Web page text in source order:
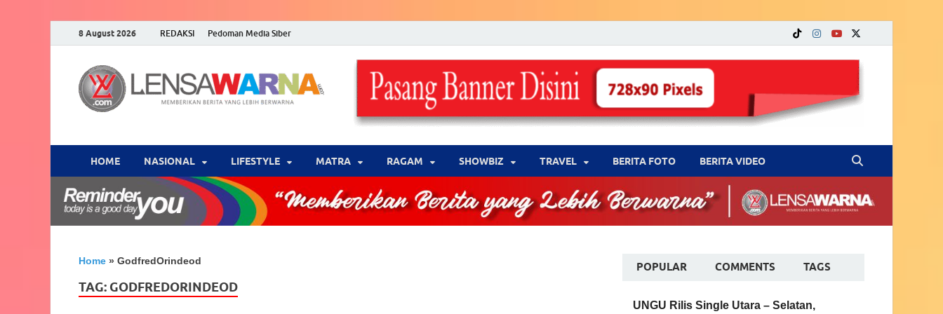
8 August 2026 REDAKSI Pedoman Media Siber
LENSA WARNA .com
Memberikan Berita yang Lebih Berwarna
HOME NASIONAL ‎LIFESTYLE MATRA ‎RAGAM ‎SHOWBIZ ‎TRAVEL BERITA FOTO BERITA VIDEO
Home » GodfredOrindeod
TAG: GODFREDORINDEOD
POPULAR COMMENTS TAGS
UNGU Rilis Single Utara – Selatan,